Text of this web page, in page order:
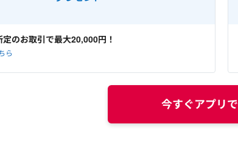
のお取引で最大20,000円！
ら
今すぐアプリ